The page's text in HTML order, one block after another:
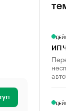
ИП